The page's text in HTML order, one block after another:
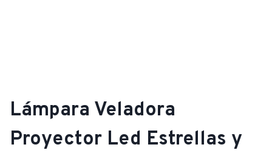
Lámpara Veladora
Proyector Led Estrellas y